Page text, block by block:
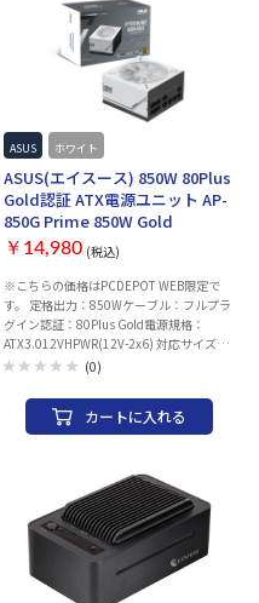
性：A23 Hatsune Miku Edition は、
360mm ラジエーター、長さ最大 380mm
のグラフィックスカード、高さ最大
165mm の CPU クーラーに対応。 ※製品
の輸送箱およびカラーボックスはあくまで
製品保護・梱包用の資材となります。汚
れ・傷・へこみ等の破損については保証対
象外となりますので、予めご了承くださ
「返金対応のみ」とさせていただきますの
で、あらかじめご了承ください。 ※すべ
ての仕様は、予告なく変更される場合があ
ります。 --------------------------------------------------
------------------ こちらのパーツを使用したの
オリジナルPC作成も承ります！ご要望に
合わせてパーツを選定し組み立てを行いま
す。 まずは、お見積もりいたします。 問
い合わせ窓口よりお気軽にご相談くださ
い！ 要望例： ・「○○」というゲームで
遊びたい。 ・メモリをたくさん積みた
い。 ・保存可能量の多いパソコンが欲し
い。 ・「○○」というパーツと組み合わ
せたPCにしたい。 ・予算○○万円程度 等
https://www1.pcdepot.co.jp/contact_index
※在庫希少商品は先に購入していただき、
備考欄に「オリジナルPC作成希望」と入
力をいただければお見積り中の在庫確保が
可能です。 ----------------------------------------------
----------------------
ASUS ホワイト
ASUS(エイスース) 850W 80Plus
Gold認証 ATX電源ユニット AP-
850G Prime 850W Gold
￥14,980 (税込)
※こちらの価格はPCDEPOT WEB限定で
す。 定格出力：850Wケーブル：フルプラ
グイン認証：80Plus Gold電源規格：
ATX3.012VHPWR(12V-2x6) 対応サイズ規
格：ATX本体サイズ：
(0)
カートに入れる